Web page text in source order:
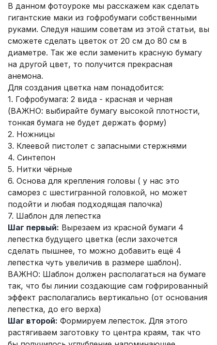
В данном фотоуроке мы расскажем как сделать
гигантские маки из гофробумаги собственными
руками. Следуя нашим советам из этой статьи, вы
сможете сделать цветок от 20 см до 80 см в
диаметре. Так же если заменить красную бумагу
на другой цвет, то получится прекрасная
анемона.
Для создания цветка нам понадобится:
1. Гофробумага: 2 вида - красная и черная
(ВАЖНО: выбирайте бумагу высокой плотности,
тонкая бумага не будет держать форму)
2. Ножницы
3. Клеевой пистолет с запасными стержнями
4. Синтепон
5. Нитки чёрные
6. Основа для крепления головы ( у нас это
саморез с шестигранной головкой, но может
подойти и любая подходящая палочка)
7. Шаблон для лепестка
Шаг первый: Вырезаем из красной бумаги 4
лепестка будущего цветка (если захочется
сделать пышнее, то можно добавить ещё 4
лепестка чуть увеличив в размере шаблон).
ВАЖНО: Шаблон должен располагаться на бумаге
так, что бы линии создающие сам гофрированный
эффект располагались вертикально (от основания
лепестка, до его верха)
Шаг второй: Формируем лепесток. Для этого
растягиваем заготовку то центра краям, так что